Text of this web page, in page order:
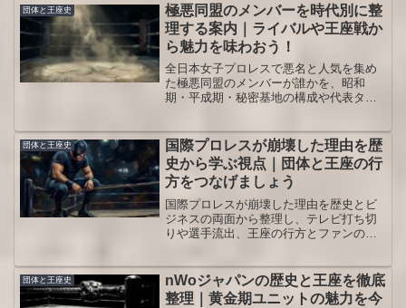
団体と王座史
極悪同盟のメンバーを時代別に整
理する案内｜ライバルや王座戦か
ら魅力を味わおう！
全日本女子プロレスで悪名と人気を集め
た極悪同盟のメンバーが誰かを、昭和
期・平成期・秘密基地の構成や代表タッ
す。かつてのライバルユニットやゲーム
版の登場レスラーにも触れ、極悪同盟の
メンバー像を立体的に振り返ります。
団体と王座史
国際プロレスが崩壊した理由を歴
史から学ぶ視点｜団体と王座の行
方をつなげましょう
国際プロレスが崩壊した理由を歴史とビ
ジネスの両面から整理し、テレビ打ち切
りや選手流出、王座の行方とファンの記
立体的に見えてきて、当時のマット界の
力関係も理解しやすくなるはずです。
団体と王座史
nWoジャパンの歴史と王座を徹底
整理｜黄金期ユニットの魅力を今